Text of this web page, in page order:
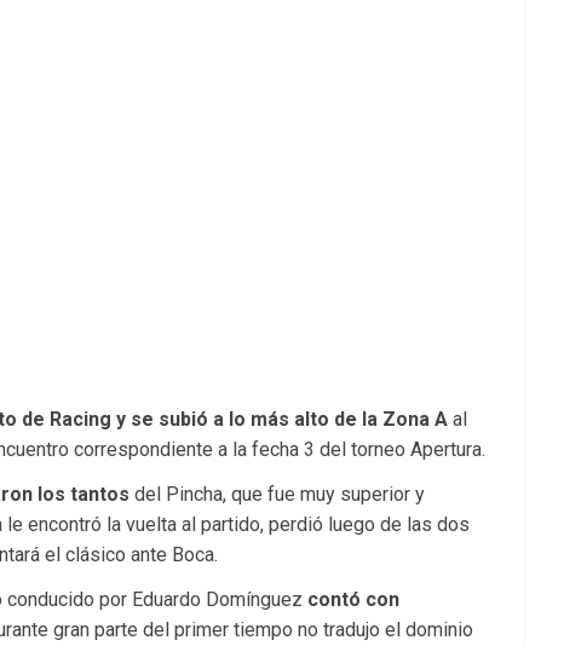
de Racing y se subió a lo más alto de la Zona A al
correspondiente a la fecha 3 del torneo Apertura.
los tantos del Pincha, que fue muy superior y
encontró la vuelta al partido, perdió luego de las dos
el clásico ante Boca.
por Eduardo Domínguez contó con
gran parte del primer tiempo no tradujo el dominio